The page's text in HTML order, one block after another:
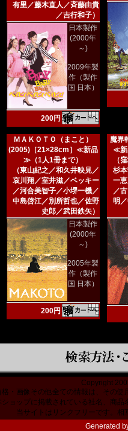
有里／藤木直人／斉藤由貴
／吉行和子）
日本製作
(2000年
～)
2009年製
作（製作
国 日本）
200円
ＭＡＫＯＴＯ（まこと）
(2005)［21×28cm］≪新品
≫（1人1冊まで）
（東山紀之／和久井映見／
哀川翔／室井滋／ベッキー
／河合美智子／小堺一機／
中島啓江／別所哲也／佐野
史郎／武田鉄矢）
日本製作
(2000年
～)
2005年製
作（製作
国 日本）
200円
魔界
≪新
（
杉
一
／
明
Copyright
・画像その他全ての情報は、その
ショップに掲載されている社名、商
当サイトはリンクフリーです。相
Generated